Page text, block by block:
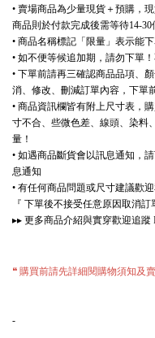
• 賣場商品為少量現貨＋預購，
商品則於付款完成後需等待14-30
• 商品名稱標記「限量」表示能
• 如不便等候追加期，請勿下單
• 下單前請再三確認商品品項、
消、修改、刪減訂單內容，下單
• 商品資訊欄皆有附上尺寸表，
寸不合、些微色差、線頭、染料
量！
• 如遇商品斷貨會以訊息通知，
息通知
• 有任何商品問題或尺寸建議歡
『 下單後不接受任意原因取消訂
▸▸ 更多商品介紹與實穿歡迎追蹤
❝ 購買前請先詳細閱購物須知及
-